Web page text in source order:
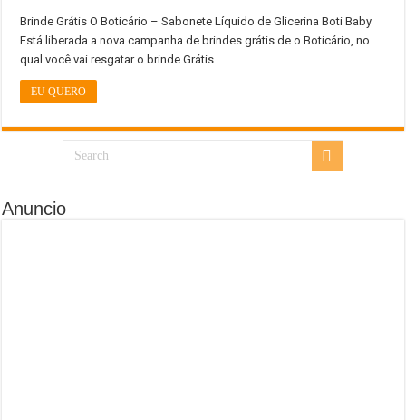
Brinde Grátis O Boticário – Sabonete Líquido de Glicerina Boti Baby
Está liberada a nova campanha de brindes grátis de o Boticário, no
qual você vai resgatar o brinde Grátis …
EU QUERO
Anuncio